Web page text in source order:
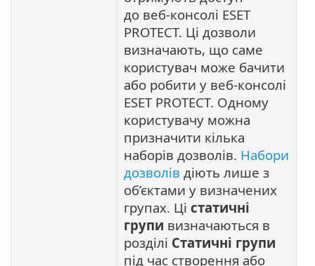
до веб-консолі ESET
PROTECT. Ці дозволи
визначають, що саме
користувач може бачити
або робити у веб-консолі
ESET PROTECT. Одному
користувачу можна
призначити кілька
наборів дозволів. Набори
дозволів діють лише з
об’єктами у визначених
групах. Ці статичні
групи визначаються в
розділі Статичні групи
під час створення або